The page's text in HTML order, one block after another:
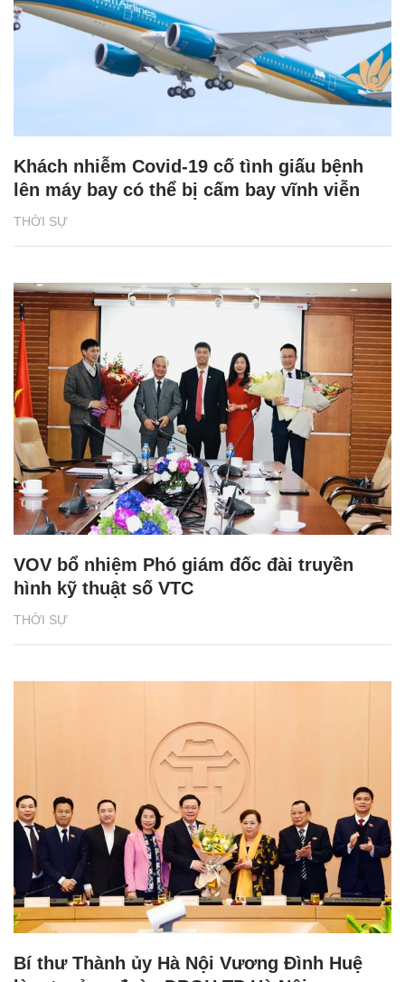
THỜI SỰ
Khách nhiễm Covid-19 cố tình giấu bệnh
lên máy bay có thể bị cấm bay vĩnh viễn
THỜI SỰ
VOV bổ nhiệm Phó giám đốc đài truyền
hình kỹ thuật số VTC
Bí thư Thành ủy Hà Nội Vương Đình Huệ